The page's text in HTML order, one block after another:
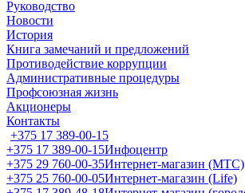
Руководство
Новости
История
Книга замечаний и предложений
Противодействие коррупции
Административные процедуры
Профсоюзная жизнь
Акционеры
Контакты
+375 17 389-00-15
+375 17 389-00-15Инфоцентр
+375 29 760-00-35Интернет-магазин (МТС)
+375 25 760-00-05Интернет-магазин (Life)